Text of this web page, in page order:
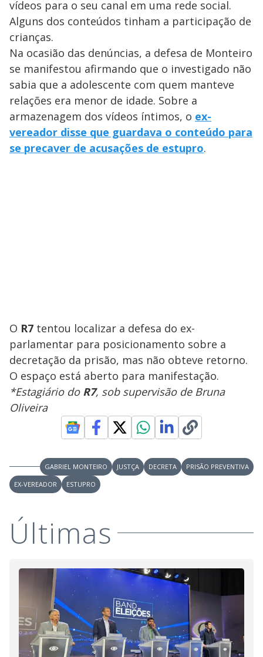
vídeos para o seu canal em uma rede social.
Alguns dos conteúdos tinham a participação de
crianças.
Na ocasião das denúncias, a defesa de Monteiro
se manifestou afirmando que o investigado não
sabia que a adolescente com quem manteve
relações era menor de idade. Sobre a
armazenagem dos vídeos íntimos, o ex-
vereador disse que guardava o conteúdo para
se precaver de acusações de estupro.
O R7 tentou localizar a defesa do ex-
parlamentar para posicionamento sobre a
decretação da prisão, mas não obteve retorno.
O espaço está aberto para manifestação.
*Estagiário do R7, sob supervisão de Bruna
Oliveira
GABRIEL MONTEIRO JUSTÇA DECRETA
PRISÃO PREVENTIVA
EX-VEREADOR
ESTUPRO
Últimas